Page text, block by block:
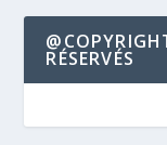
RÉSERVÉS